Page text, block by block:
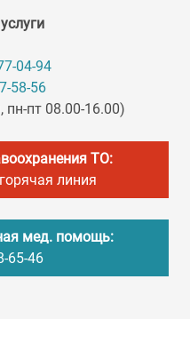
04-94
58-56
пн-пт 08.00-16.00)
ТО:
линия
мед. помощь:
65-46